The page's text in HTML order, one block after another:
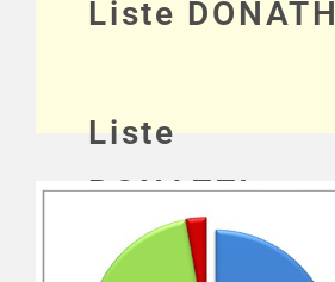
Liste DONATH
Liste
BONAZZI
Liste